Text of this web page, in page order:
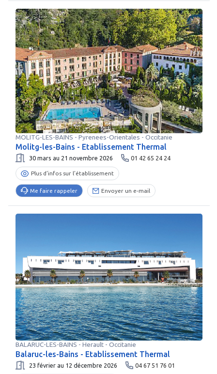
MOLITG-LES-BAINS - Pyrenees-Orientales - Occitanie
Molitg-les-Bains - Etablissement Thermal
30 mars au 21 novembre 2026 01 42 65 24 24
Plus d’infos sur l’établissement
Me faire rappeler Envoyer un e-mail
BALARUC-LES-BAINS - Herault- Occitanie
Balaruc-les-Bains - Etablissement Thermal
23 février au 12 décembre 2026 04 67 51 76 01